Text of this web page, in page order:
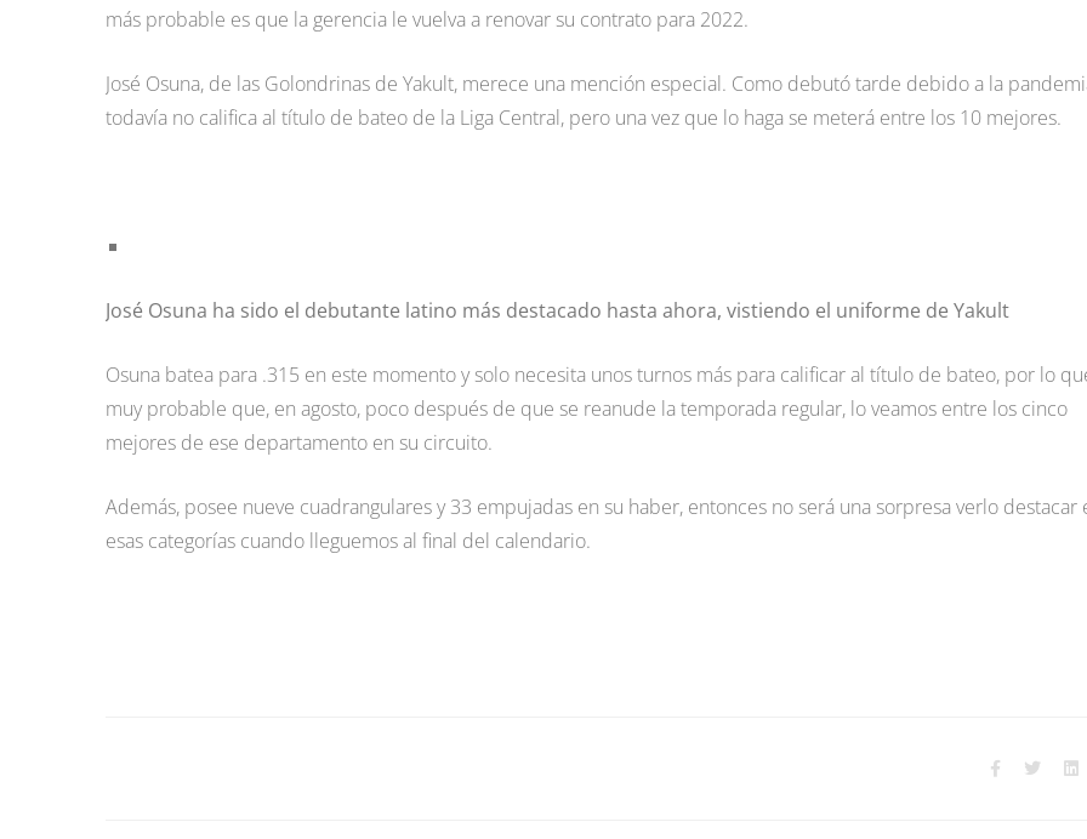
más probable es que la gerencia le vuelva a renovar su contrato para 2022.
José Osuna, de las Golondrinas de Yakult, merece una mención especial. Como debutó tarde debido a la
todavía no califica al título de bateo de la Liga Central, pero una vez que lo haga se meterá entre los 10 mejores.
José Osuna ha sido el debutante latino más destacado hasta ahora, vistiendo el uniforme de Yakult
Osuna batea para .315 en este momento y solo necesita unos turnos más para calificar al título de bateo, por lo
muy probable que, en agosto, poco después de que se reanude la temporada regular, lo veamos entre los cinco
mejores de ese departamento en su circuito.
Además, posee nueve cuadrangulares y 33 empujadas en su haber, entonces no será una sorpresa verlo destacar
esas categorías cuando lleguemos al final del calendario.